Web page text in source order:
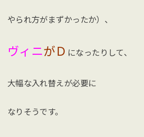
やられ方がまずかったか）、
ヴィニがＤ になったりして、
大幅な入れ替えが必要に
なりそうです。